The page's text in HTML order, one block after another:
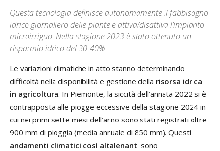
Questa tecnologia definisce autonomamente il fabbisogno
idrico giornaliero delle piante e attiva/disattiva l’impianto
microirriguo. Nella stagione 2023 è stato ottenuto un
risparmio idrico del 30-40%
Le variazioni climatiche in atto stanno determinando
difficoltà nella disponibilità e gestione della risorsa idrica
in agricoltura. In Piemonte, la siccità dell’annata 2022 si è
contrapposta alle piogge eccessive della stagione 2024 in
cui nei primi sette mesi dell’anno sono stati registrati oltre
900 mm di pioggia (media annuale di 850 mm). Questi
andamenti climatici così altalenanti sono